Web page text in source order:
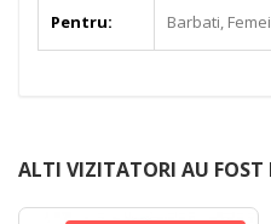
Pentru: Barbati, Femei
ALTI VIZITATORI AU FOST